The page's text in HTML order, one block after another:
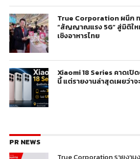
True Corporation ผนึก
“สัญญาณแรง 5G” สู่มิติให
เชิงอาหารไทย
Xiaomi 18 Series คาดเ
นี้ แต่รายงานล่าสุดเผยว่า
PR NEWS